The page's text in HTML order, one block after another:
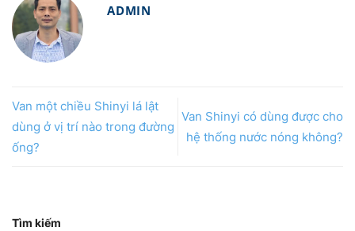
ADMIN
Van một chiều Shinyi lá lật
dùng ở vị trí nào trong đường
ống?
Van Shinyi có dùng được cho
hệ thống nước nóng không?
Tìm kiếm